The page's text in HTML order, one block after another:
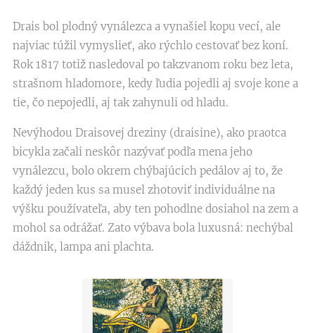
Drais bol plodný vynálezca a vynašiel kopu vecí, ale
najviac túžil vymyslieť, ako rýchlo cestovať bez koní.
Rok 1817 totiž nasledoval po takzvanom roku bez leta,
strašnom hladomore, kedy ľudia pojedli aj svoje kone a
tie, čo nepojedli, aj tak zahynuli od hladu.
Nevýhodou Draisovej dreziny (draisine), ako praotca
bicykla začali neskôr nazývať podľa mena jeho
vynálezcu, bolo okrem chýbajúcich pedálov aj to, že
každý jeden kus sa musel zhotoviť individuálne na
výšku používateľa, aby ten pohodlne dosiahol na zem a
mohol sa odrážať. Zato výbava bola luxusná: nechýbal
dáždnik, lampa ani plachta.